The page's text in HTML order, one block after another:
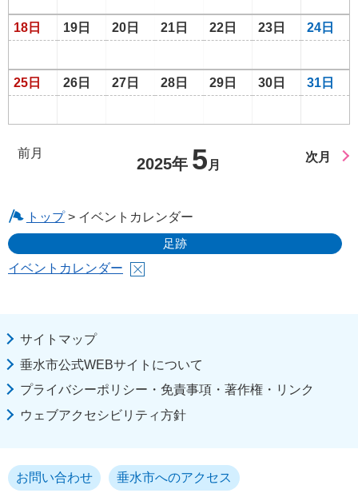
18日 19日 20日 21日 22日 23日 24日
25日 26日 27日 28日 29日 30日 31日
前月
2025年 5 月
次月
トップ> イベントカレンダー
足跡
イベントカレンダー
サイトマップ
垂水市公式WEBサイトについて
プライバシーポリシー・免責事項・著作権・リンク
ウェブアクセシビリティ方針
お問い合わせ 垂水市へのアクセス